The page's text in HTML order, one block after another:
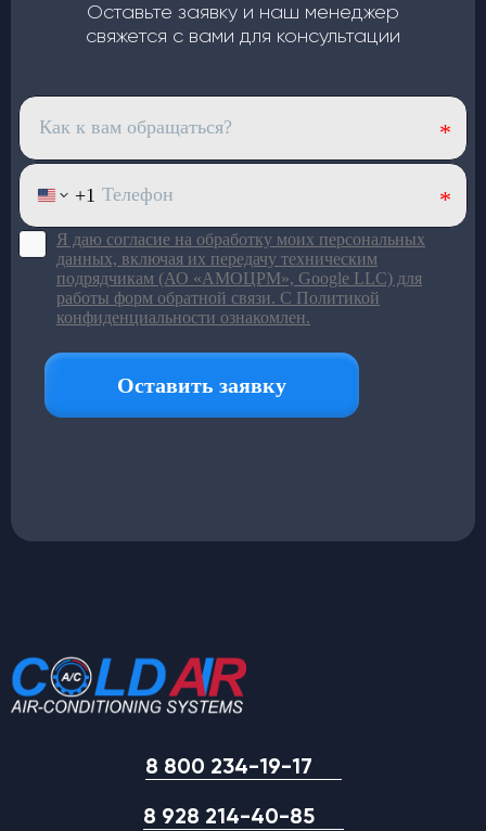
Оставьте заявку и наш менеджер
свяжется с вами для консультации
8 800 234-19-17
8 928 214-40-85